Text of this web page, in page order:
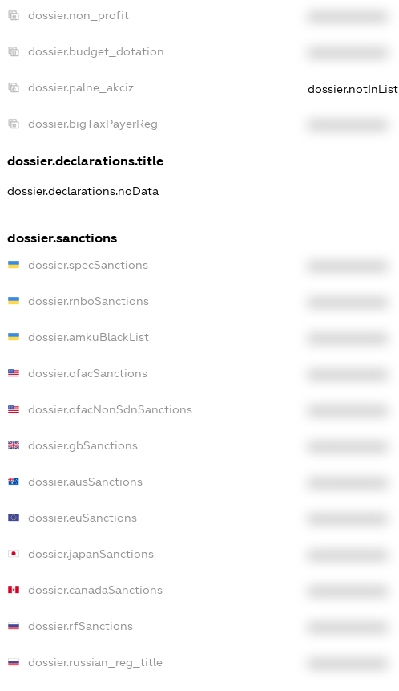
dossier.non_profit
dossier.budget_dotation
dossier.palne_akciz dossier.notInList
dossier.bigTaxPayerReg
dossier.declarations.title
dossier.declarations.noData
dossier.sanctions
dossier.specSanctions
dossier.rnboSanctions
dossier.amkuBlackList
dossier.ofacSanctions
dossier.ofacNonSdnSanctions
dossier.gbSanctions
dossier.ausSanctions
dossier.euSanctions
dossier.japanSanctions
dossier.canadaSanctions
dossier.rfSanctions
dossier.russian_reg_title